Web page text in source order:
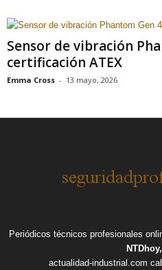
Sensor de vibración
certificación ATEX
Emma Cross - 13 mayo, 2026
Periódicos técnicos profesionales
actualidad-industrial.com